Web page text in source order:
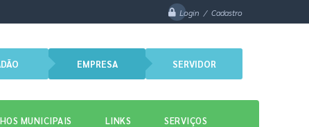
Login / Cadastro
EMPRESA SERVIDOR
MUNICIPAIS LINKS SERVIÇOS